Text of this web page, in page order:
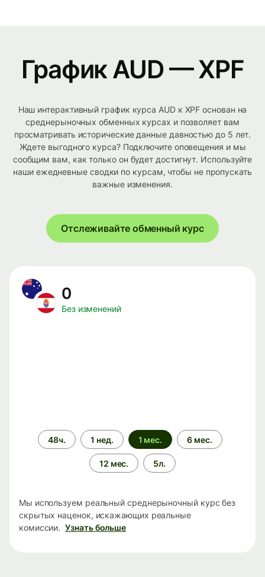
График AUD — XPF
Наш интерактивный график курса AUD к XPF основан на
среднерыночных обменных курсах и позволяет вам
просматривать исторические данные давностью до 5 лет.
Ждете выгодного курса? Подключите оповещения и мы
сообщим вам, как только он будет достигнут. Используйте
наши ежедневные сводки по курсам, чтобы не пропускать
важные изменения.
Отслеживайте обменный курс
0
Без изменений
Период
времени
48ч. 1 нед. 1 мес. 6 мес.
12 мес. 5л.
Мы используем реальный среднерыночный курс без
скрытых наценок, искажающих реальные
комиссии. Узнать больше